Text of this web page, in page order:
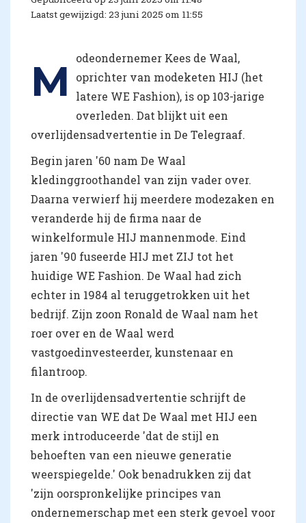
Laatst gewijzigd: 23 juni 2025 om 11:55
M
odeondernemer Kees de Waal,
oprichter van modeketen HIJ (het
latere WE Fashion), is op 103-jarige
overleden. Dat blijkt uit een
overlijdensadvertentie in De Telegraaf.
Begin jaren '60 nam De Waal
kledinggroothandel van zijn vader over.
Daarna verwierf hij meerdere modezaken en
veranderde hij de firma naar de
winkelformule HIJ mannenmode. Eind
jaren '90 fuseerde HIJ met ZIJ tot het
huidige WE Fashion. De Waal had zich
echter in 1984 al teruggetrokken uit het
bedrijf. Zijn zoon Ronald de Waal nam het
roer over en de Waal werd
vastgoedinvesteerder, kunstenaar en
filantroop.
In de overlijdensadvertentie schrijft de
directie van WE dat De Waal met HIJ een
merk introduceerde 'dat de stijl en
behoeften van een nieuwe generatie
weerspiegelde.' Ook benadrukken zij dat
'zijn oorspronkelijke principes van
ondernemerschap met een sterk gevoel voor